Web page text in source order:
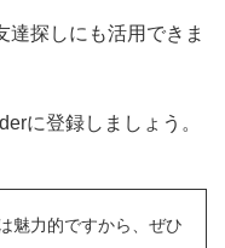
達探しにも活用できま
に登録しましょう。
魅力的ですから、ぜひ